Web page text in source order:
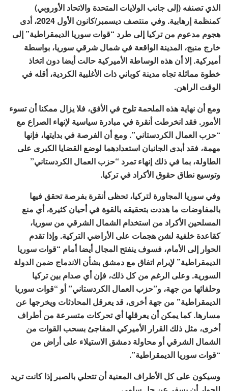
الذي تصنفه (إلى جانب الولايات المتحدة والاتحاد الأوروبي)
كمنظمة إرهابية. وفي منتصف ديسمبر/كانون الأول 2024، أدى
هجوم مدعوم من تركيا إلى طرد “قوات سوريا الديمقراطية” إلى
خارج منبج، المدينة الواقعة في شمال شرقي سوريا، بواسطة
أميركية. إلا أن هذه الوساطة الأميركية حالت أيضا دون اتخاذ
خطوة مماثلة تجاه مدينة كوباني ذات الأغلبية الكردية، أقله في
الوقت الراهن.
ومع أن نهاية هذه الملحمة تلوح في الأفق، فلا يزال ممكنا أن تسوء
الأمور. فقد انخرطت أنقرة في مبادرة سياسية لإنهاء الصراع مع
“حزب العمال الكردستاني”. ومع أن الفرصة في بدايتها، فإنها
مهمة، فقد أبدى الجانبان استعدادهما لوضع القضايا الكبرى على
الطاولة، بما في ذلك إنهاء تمرد “حزب العمال الكردستاني”
وتوسيع نطاق حقوق الأكراد في تركيا.
وفي سوريا المجاورة لتركيا، تحظى أنقرة بفرصة تحقق فيها
بالمفاوضات ما هددت بتحقيقه بالقوة في أحيان كثيرة، أي منع
المسلحين الأكراد من استخدام الشمال الشرقي من سوريا،
كقاعدة خلفية لشن هجمات على الأراضي التركية. وإذا تقدم
الحوار إلى الأمام، فسوف ينفتح المجال أيضا أمام “قوات سوريا
الديمقراطية” لإبرام اتفاق مع دمشق بشأن الاندماج ضمن الدولة
السورية. وعلى الرغم من كل ذلك، فإن أي صدام بين تركيا
وحلفائها من جهة، و”حزب العمال الكردستاني” أو “قوات سوريا
الديمقراطية” من جهة أخرى، قد يعرقل المحادثات ويخرجها عن
مسارها. كما يمكن أن يعرقلها أي تحركات متسرعة من أطراف
أخرى، مثل ذلك القرار الأميركي المفاجئ بسحب القوات من
الشمال الشرقي أو محاولة دمشق الاستيلاء على أراض من
“قوات سوريا الديمقراطية”.
وسيكون على كل الأطراف المعنية أن تتحلي بالصبر إذا كانت تريد